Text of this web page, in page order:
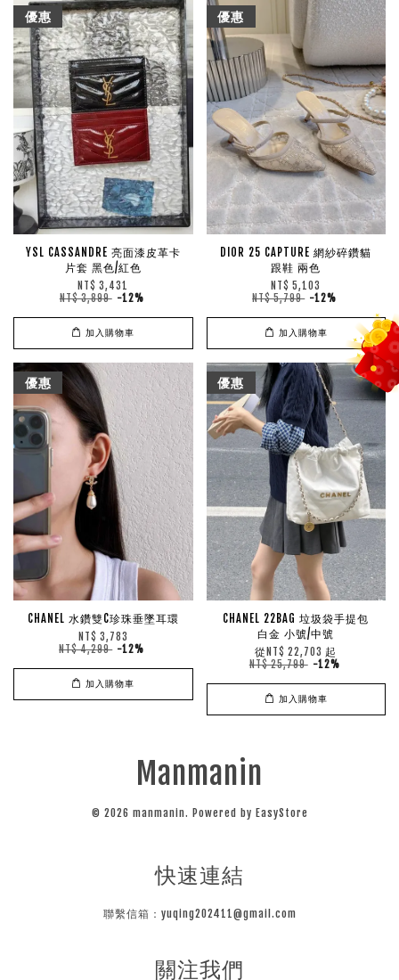
優惠
YSL CASSANDRE 亮面漆皮革卡
片套 黑色/紅色
NT$ 3,431
NT$ 3,899 -12%
加入購物車
優惠
DIOR 25 CAPTURE 網紗碎鑽貓
跟鞋 兩色
NT$ 5,103
NT$ 5,799 -12%
加入購物車
優惠
CHANEL 水鑽雙C珍珠垂墜耳環
NT$ 3,783
NT$ 4,299 -12%
加入購物車
優惠
CHANEL 22BAG 垃圾袋手提包
白金 小號/中號
從NT$ 22,703 起
NT$ 25,799 -12%
加入購物車
Manmanin
© 2026 manmanin. Powered by EasyStore
快速連結
聯繫信箱：yuqing202411@gmail.com
關注我們